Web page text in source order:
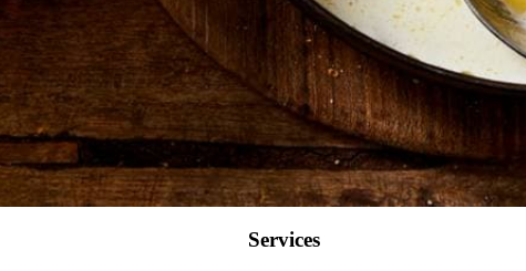
Kies producten
Services